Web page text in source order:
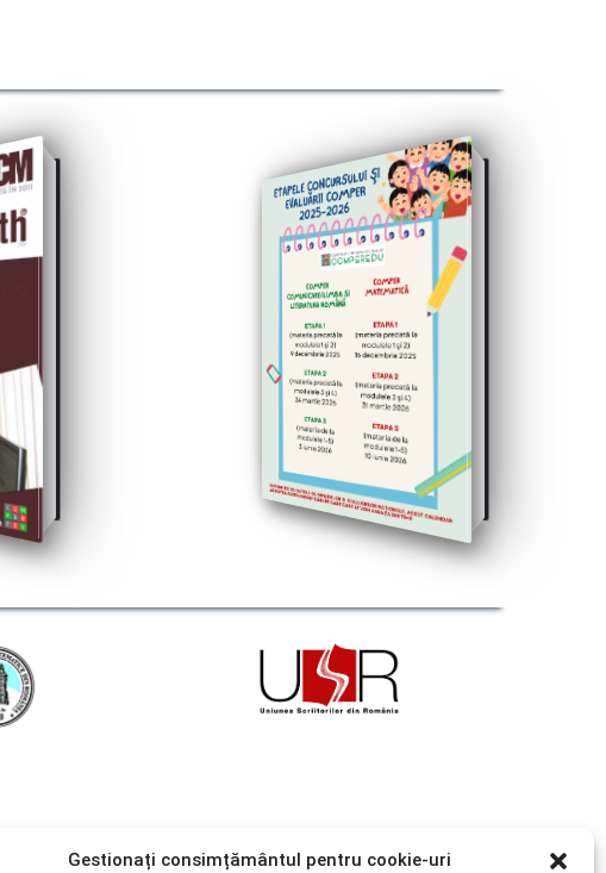
Gestionați consimțământul pentru cookie-uri
Legislatie concursuri scolare: